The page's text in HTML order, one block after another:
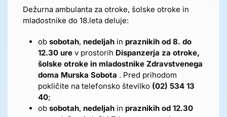
Dežurna ambulanta za otroke, šolske otroke in
mladostnike do 18.leta deluje:
ob sobotah, nedeljah in praznikih od 8. do
12.30 ure v prostorih Dispanzerja za otroke,
šolske otroke in mladostnike Zdravstvenega
doma Murska Sobota . Pred prihodom
pokličite na telefonsko številko (02) 534 13
40;
ob sobotah, nedeljah in praznikih od 12.30